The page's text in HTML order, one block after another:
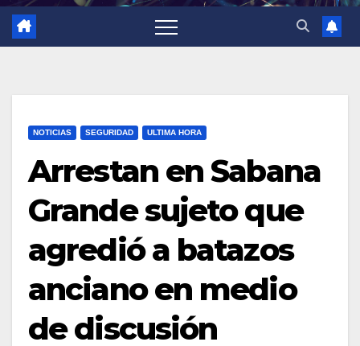
NOTICIAS SEGURIDAD ULTIMA HORA
Arrestan en Sabana
Grande sujeto que
agredió a batazos
anciano en medio
de discusión